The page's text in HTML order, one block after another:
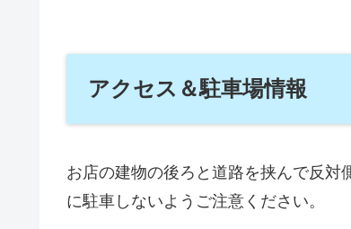
アクセス＆駐車場情報
お店の建物の後ろと道路を挟んで反
に駐車しないようご注意ください。